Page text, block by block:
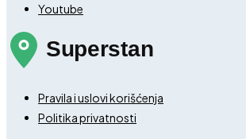
Youtube
Pravila i uslovi korišćenja
Politika privatnosti